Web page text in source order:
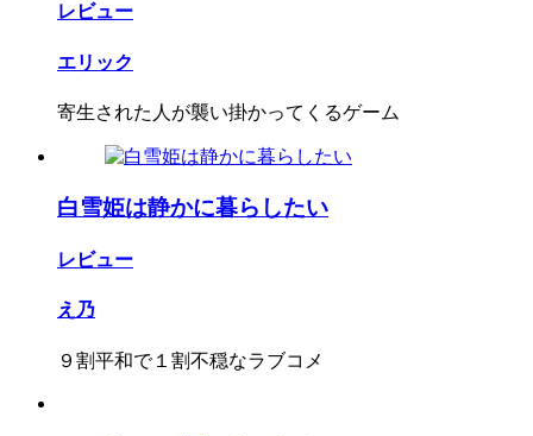
レビュー
エリック
寄生された人が襲い掛かってくるゲーム
白雪姫は静かに暮らしたい
レビュー
え乃
９割平和で１割不穏なラブコメ